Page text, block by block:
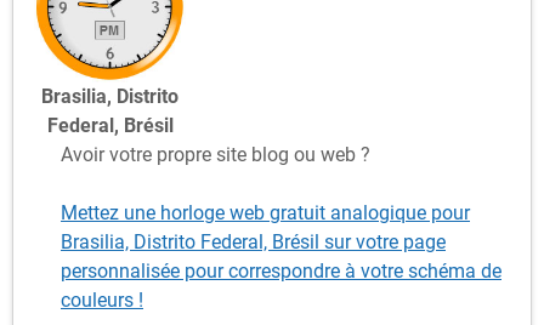
Brasilia, Distrito
Federal, Brésil
Avoir votre propre site blog ou web ?
Mettez une horloge web gratuit analogique pour
Brasilia, Distrito Federal, Brésil sur votre page
personnalisée pour correspondre à votre schéma de
couleurs !